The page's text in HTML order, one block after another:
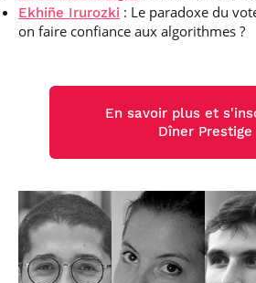
Data & MLops
Intelligence
autonome
Ekhiñe Irurozki : Le paradoxe du
on faire confiance aux algorithmes ?
En savoir plus et
Dîner Prestige